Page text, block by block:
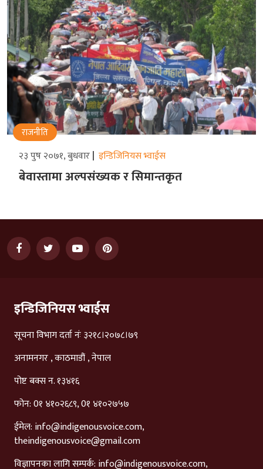
राजनीति
२३ पुष २०७१, बुधवार इन्डिजिनियस भ्वाईस
बेवास्तामा अल्पसंख्यक र सिमान्तकृत
इन्डिजिनियस भ्वाईस
सूचना विभाग दर्ता नंः ३२१८।२०७८।७९
अनामनगर , काठमाडौं , नेपाल
पोष्ट बक्स न. १३४१६
फोन: 0१ ४१०२६८९, 0१ ४१०२७५७
ईमेल: info@indigenousvoice.com,
theindigenousvoice@gmail.com
विज्ञापनका लागि सम्पर्क: info@indigenousvoice.com,